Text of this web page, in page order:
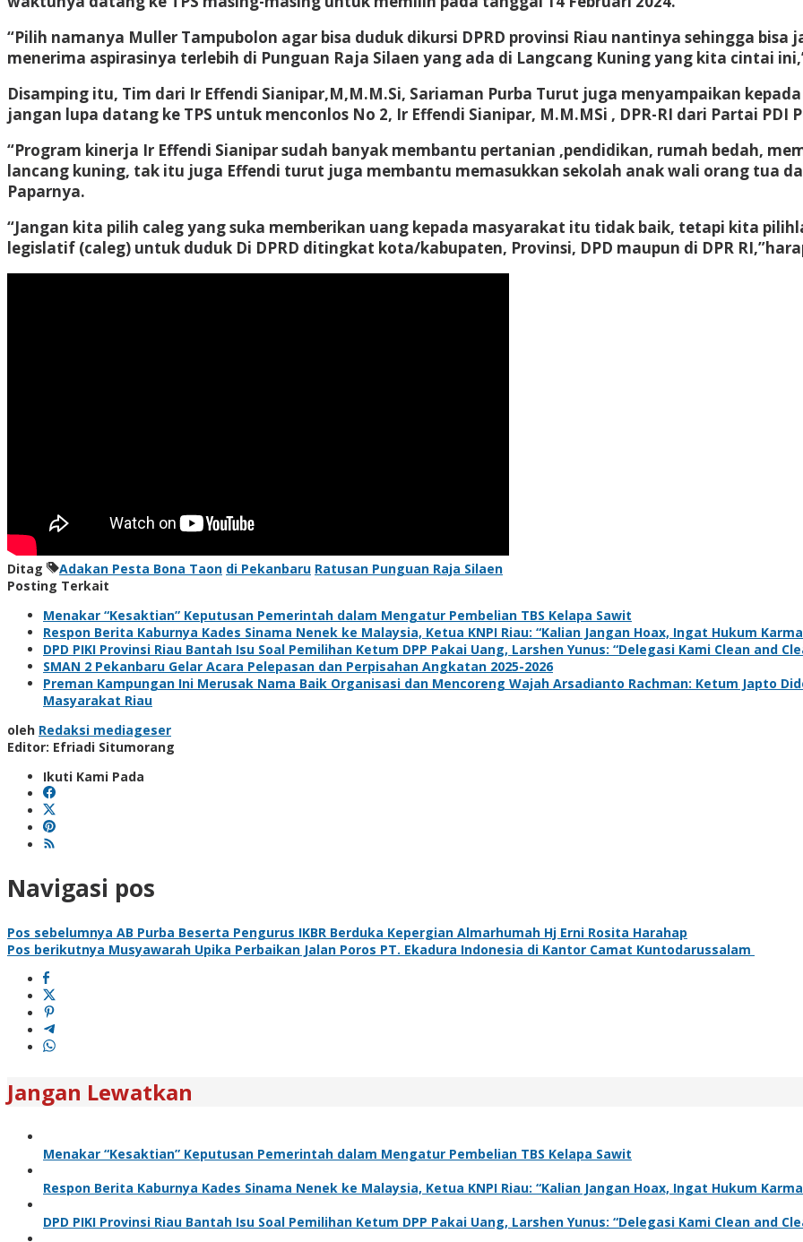
“Pilih namanya Muller Tampubolon agar bisa duduk dikursi DPRD provinsi Riau nantinya sehingga
menerima aspirasinya terlebih di Punguan Raja Silaen yang ada di Langcang Kuning yang kita cintai
Disamping itu, Tim dari Ir Effendi Sianipar,M,M.M.Si, Sariaman Purba Turut juga menyampaikan
jangan lupa datang ke TPS untuk menconlos No 2, Ir Effendi Sianipar, M.M.MSi , DPR-RI dari Partai PDI
“Program kinerja Ir Effendi Sianipar sudah banyak membantu pertanian ,pendidikan, rumah bedah,
lancang kuning, tak itu juga Effendi turut juga membantu memasukkan sekolah anak wali orang tua
Paparnya.
“Jangan kita pilih caleg yang suka memberikan uang kepada masyarakat itu tidak baik, tetapi kita
legislatif (caleg) untuk duduk Di DPRD ditingkat kota/kabupaten, Provinsi, DPD maupun di DPR
Ditag Adakan Pesta Bona Taon di Pekanbaru Ratusan Punguan Raja Silaen
Posting Terkait
Menakar “Kesaktian” Keputusan Pemerintah dalam Mengatur Pembelian TBS Kelapa Sawit
Respon Berita Kaburnya Kades Sinama Nenek ke Malaysia, Ketua KNPI Riau: “Kalian Jangan Hoax, Ingat Hukum
DPD PIKI Provinsi Riau Bantah Isu Soal Pemilihan Ketum DPP Pakai Uang, Larshen Yunus: “Delegasi Kami Clean and
SMAN 2 Pekanbaru Gelar Acara Pelepasan dan Perpisahan Angkatan 2025-2026
Preman Kampungan Ini Merusak Nama Baik Organisasi dan Mencoreng Wajah Arsadianto Rachman: Ketum Japto
Masyarakat Riau
oleh Redaksi mediageser
Editor: Efriadi Situmorang
Ikuti Kami Pada
Navigasi pos
Pos sebelumnya AB Purba Beserta Pengurus IKBR Berduka Kepergian Almarhumah Hj Erni Rosita Harahap
Pos berikutnya Musyawarah Upika Perbaikan Jalan Poros PT. Ekadura Indonesia di Kantor Camat Kuntodarussalam
Jangan Lewatkan
Menakar “Kesaktian” Keputusan Pemerintah dalam Mengatur Pembelian TBS Kelapa Sawit
Respon Berita Kaburnya Kades Sinama Nenek ke Malaysia, Ketua KNPI Riau: “Kalian Jangan Hoax, Ingat Hukum
DPD PIKI Provinsi Riau Bantah Isu Soal Pemilihan Ketum DPP Pakai Uang, Larshen Yunus: “Delegasi Kami Clean and